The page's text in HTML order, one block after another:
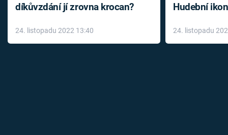
díkůvzdání jí zrovna krocan?
24. listopadu 2022 13:40
Hudební
léky
24. listopadu